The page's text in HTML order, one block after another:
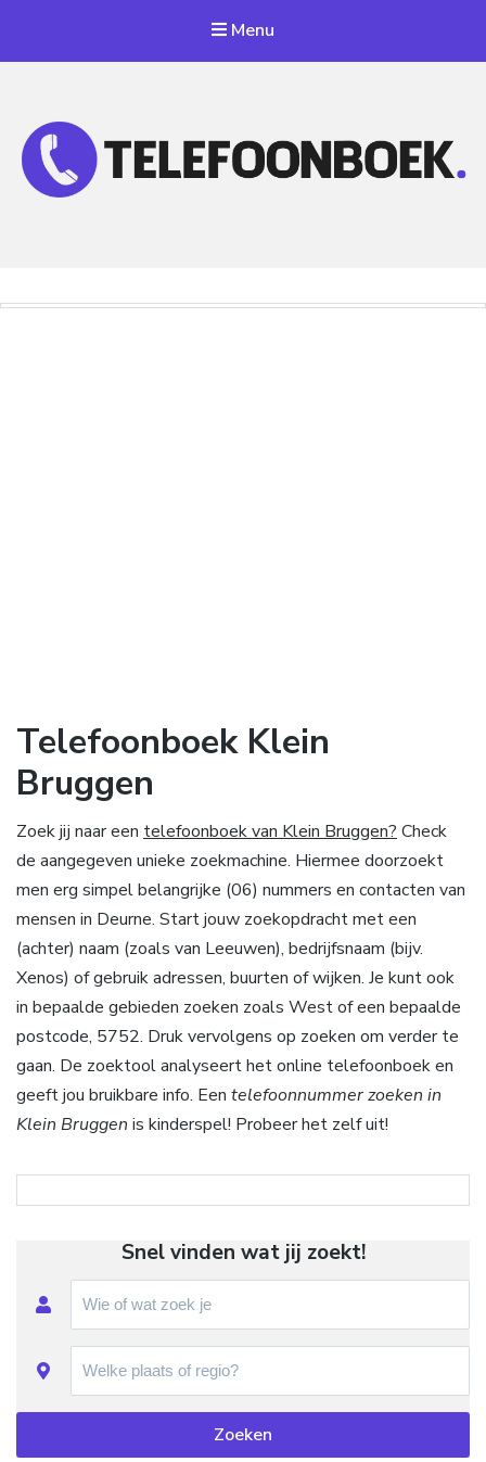
Menu
Telefoonboek Klein
Bruggen
Zoek jij naar een telefoonboek van Klein Bruggen? Check
de aangegeven unieke zoekmachine. Hiermee doorzoekt
men erg simpel belangrijke (06) nummers en contacten van
mensen in Deurne. Start jouw zoekopdracht met een
(achter) naam (zoals van Leeuwen), bedrijfsnaam (bijv.
Xenos) of gebruik adressen, buurten of wijken. Je kunt ook
in bepaalde gebieden zoeken zoals West of een bepaalde
postcode, 5752. Druk vervolgens op zoeken om verder te
gaan. De zoektool analyseert het online telefoonboek en
geeft jou bruikbare info. Een telefoonnummer zoeken in
Klein Bruggen is kinderspel! Probeer het zelf uit!
Snel vinden wat jij zoekt!